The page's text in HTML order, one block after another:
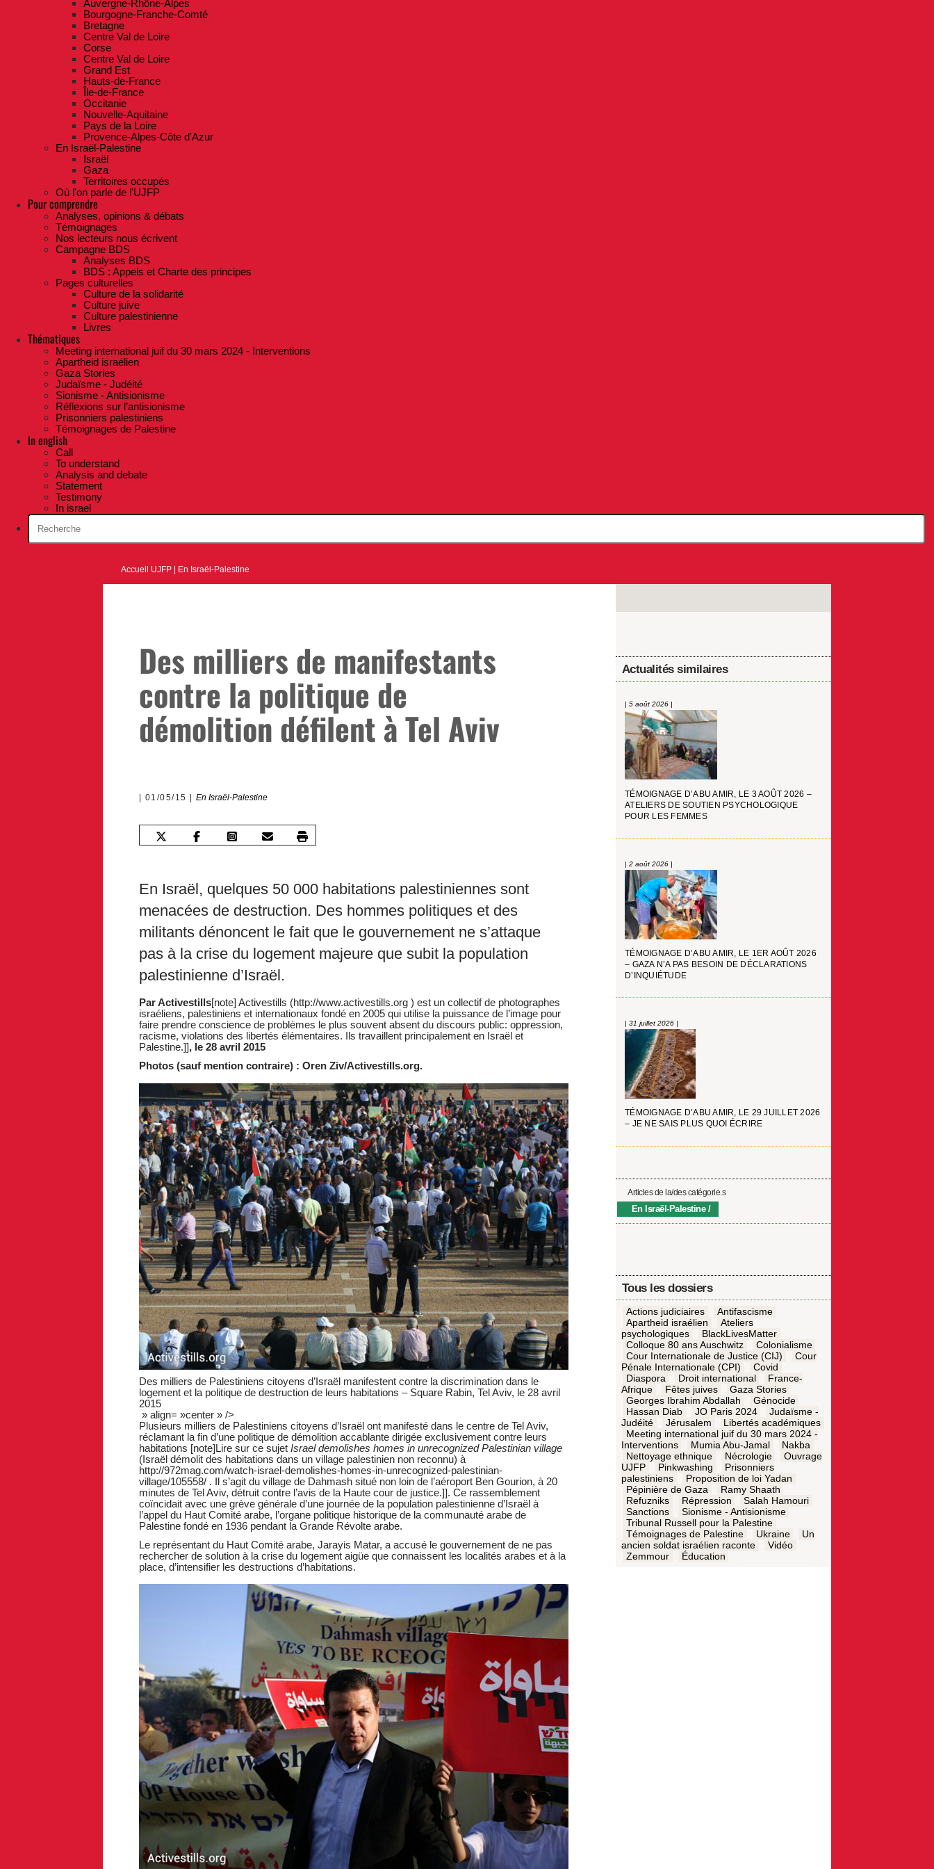
Auvergne-Rhône-Alpes
Bourgogne-Franche-Comté
Bretagne
Centre Val de Loire
Corse
Centre Val de Loire
Grand Est
Hauts-de-France
Île-de-France
Occitanie
Nouvelle-Aquitaine
Pays de la Loire
Provence-Alpes-Côte d'Azur
En Israël-Palestine
Israël
Gaza
Territoires occupés
Où l'on parle de l'UJFP
Pour comprendre
Analyses, opinions & débats
Témoignages
Nos lecteurs nous écrivent
Campagne BDS
Analyses BDS
BDS : Appels et Charte des principes
Pages culturelles
Culture de la solidarité
Culture juive
Culture palestinienne
Livres
Thématiques
Meeting international juif du 30 mars 2024 - Interventions
Apartheid israélien
Gaza Stories
Judaïsme - Judéité
Sionisme - Antisionisme
Réflexions sur l’antisionisme
Prisonniers palestiniens
Témoignages de Palestine
In english
Call
To understand
Analysis and debate
Statement
Testimony
In israel
Accueil UJFP En Israël-Palestine
Des milliers de manifestants
contre la politique de
démolition défilent à Tel Aviv
01/05/15 En Israël-Palestine
En Israël, quelques 50 000 habitations palestiniennes sont
menacées de destruction. Des hommes politiques et des
militants dénoncent le fait que le gouvernement ne s’attaque
pas à la crise du logement majeure que subit la population
palestinienne d’Israël.
Par Activestills[note] Activestills (http://www.activestills.org ) est un collectif de photographes
israéliens, palestiniens et internationaux fondé en 2005 qui utilise la puissance de l’image pour
faire prendre conscience de problèmes le plus souvent absent du discours public: oppression,
racisme, violations des libertés élémentaires. Ils travaillent principalement en Israël et
Palestine.]], le 28 avril 2015
Photos (sauf mention contraire) : Oren Ziv/Activestills.org.
Des milliers de Palestiniens citoyens d’Israël manifestent contre la discrimination dans le
logement et la politique de destruction de leurs habitations – Square Rabin, Tel Aviv, le 28 avril
2015
» align= »center » />
Plusieurs milliers de Palestiniens citoyens d’Israël ont manifesté dans le centre de Tel Aviv,
réclamant la fin d’une politique de démolition accablante dirigée exclusivement contre leurs
habitations [note]Lire sur ce sujet Israel demolishes homes in unrecognized Palestinian village
(Israël démolit des habitations dans un village palestinien non reconnu) à
http://972mag.com/watch-israel-demolishes-homes-in-unrecognized-palestinian-
village/105558/ . Il s’agit du village de Dahmash situé non loin de l’aéroport Ben Gourion, à 20
minutes de Tel Aviv, détruit contre l’avis de la Haute cour de justice.]]. Ce rassemblement
coïncidait avec une grève générale d’une journée de la population palestinienne d’Israël à
l’appel du Haut Comité arabe, l’organe politique historique de la communauté arabe de
Palestine fondé en 1936 pendant la Grande Révolte arabe.
Le représentant du Haut Comité arabe, Jarayis Matar, a accusé le gouvernement de ne pas
rechercher de solution à la crise du logement aigüe que connaissent les localités arabes et à la
place, d’intensifier les destructions d’habitations.
Actualités similaires
| 5 août 2026 |
TÉMOIGNAGE D’ABU AMIR, LE 3 AOÛT 2026 –
ATELIERS DE SOUTIEN PSYCHOLOGIQUE
POUR LES FEMMES
| 2 août 2026 |
TÉMOIGNAGE D’ABU AMIR, LE 1ER AOÛT 2026
– GAZA N’A PAS BESOIN DE DÉCLARATIONS
D’INQUIÉTUDE
| 31 juillet 2026 |
TÉMOIGNAGE D’ABU AMIR, LE 29 JUILLET 2026
– JE NE SAIS PLUS QUOI ÉCRIRE
Articles de la/des catégorie.s
En Israël-Palestine
Tous les dossiers
Actions judiciaires
Antifascisme
Apartheid israélien
Ateliers
psychologiques
BlackLivesMatter
Colloque 80 ans Auschwitz
Colonialisme
Cour Internationale de Justice (CIJ)
Cour
Pénale Internationale (CPI)
Covid
Diaspora
Droit international
France-
Afrique
Fêtes juives
Gaza Stories
Georges Ibrahim Abdallah
Génocide
Hassan Diab
JO Paris 2024
Judaïsme -
Judéité
Jérusalem
Libertés académiques
Meeting international juif du 30 mars 2024 -
Interventions
Mumia Abu-Jamal
Nakba
Nettoyage ethnique
Nécrologie
Ouvrage
UJFP
Pinkwashing
Prisonniers
palestiniens
Proposition de loi Yadan
Pépinière de Gaza
Ramy Shaath
Refuzniks
Répression
Salah Hamouri
Sanctions
Sionisme - Antisionisme
Tribunal Russell pour la Palestine
Témoignages de Palestine
Ukraine
Un
ancien soldat israélien raconte
Vidéo
Zemmour
Éducation